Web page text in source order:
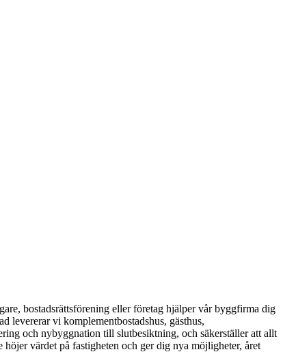
bostadsrättsförening eller företag hjälper vår byggfirma dig
levererar vi komplementbostadshus, gästhus,
och nybyggnation till slutbesiktning, och säkerställer att allt
värdet på fastigheten och ger dig nya möjligheter, året